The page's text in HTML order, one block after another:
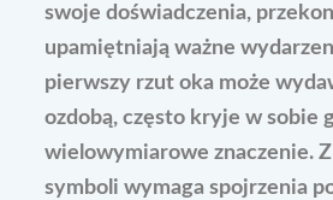
swoje doświadczenia,
upamiętniają ważne
pierwszy rzut oka może
ozdobą, często kryje w sobie
wielowymiarowe znaczenie.
symboli wymaga spojrzenia